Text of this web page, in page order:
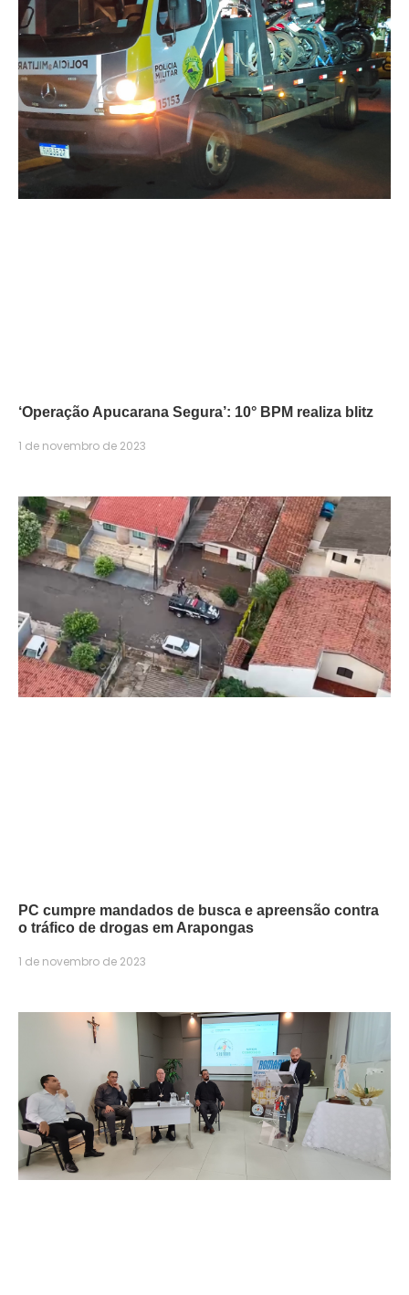
‘Operação Apucarana Segura’: 10° BPM realiza blitz
1 de novembro de 2023
PC cumpre mandados de busca e apreensão contra
o tráfico de drogas em Arapongas
1 de novembro de 2023